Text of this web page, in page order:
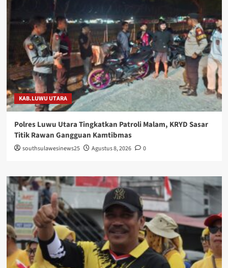
KAB.LUWU UTARA
Polres Luwu Utara Tingkatkan Patroli Malam, KRYD Sasar
Titik Rawan Gangguan Kamtibmas
southsulawesinews25 Agustus 8, 2026 0